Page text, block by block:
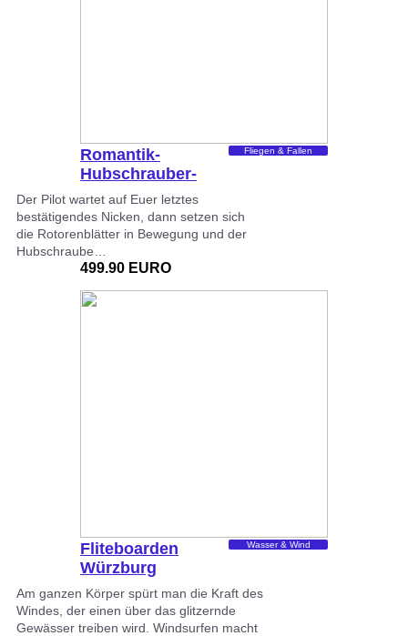
Romantik-
Hubschrauber-
Rundflug
Würzburg
Fliegen & Fallen
Der Pilot wartet auf Euer letztes
bestätigendes Nicken, dann setzen sich
die Rotorenblätter in Bewegung und der
Hubschraube…
499.90 EURO
Fliteboarden
Würzburg
Würzburg
Wasser & Wind
Am ganzen Körper spürt man die Kraft des
Windes, der einen über das glitzernde
Gewässer treiben wird. Windsurfen macht